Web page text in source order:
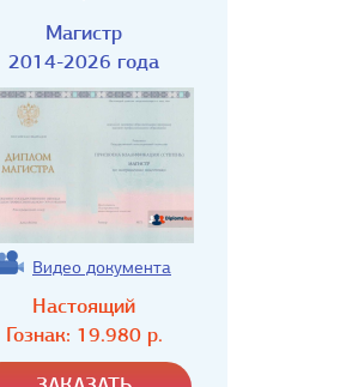
Магистр
2014-2026 года
Видео документа
Настоящий
Гознак: 19.980р.